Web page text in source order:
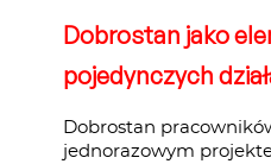
Dobrostan jako
pojedynczych
Dobrostan
jednorazowym